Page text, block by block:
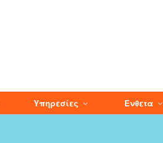
Υπηρεσίες Ενθετα